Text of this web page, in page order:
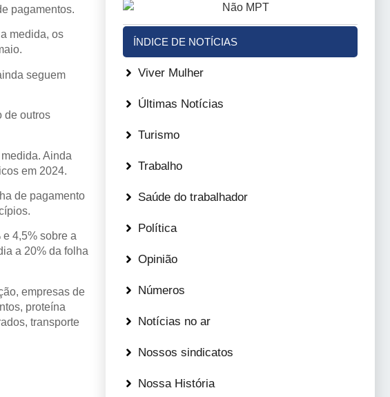
pagamentos.
medida, os
seguem
de outros
Ainda
em 2024.
de pagamento
4,5% sobre a
a 20% da folha
empresas de
proteína
transporte
ÍNDICE DE NOTÍCIAS
Viver Mulher
Últimas Notícias
Turismo
Trabalho
Saúde do trabalhador
Política
Opinião
Números
Notícias no ar
Nossos sindicatos
Nossa História